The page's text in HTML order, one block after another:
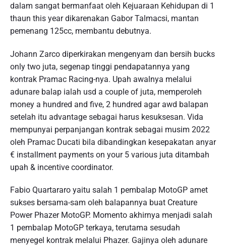
dalam sangat bermanfaat oleh Kejuaraan Kehidupan di 1
thaun this year dikarenakan Gabor Talmacsi, mantan
pemenang 125cc, membantu debutnya.
Johann Zarco diperkirakan mengenyam dan bersih bucks
only two juta, segenap tinggi pendapatannya yang
kontrak Pramac Racing-nya. Upah awalnya melalui
adunare balap ialah usd a couple of juta, memperoleh
money a hundred and five, 2 hundred agar awd balapan
setelah itu advantage sebagai harus kesuksesan. Vida
mempunyai perpanjangan kontrak sebagai musim 2022
oleh Pramac Ducati bila dibandingkan kesepakatan anyar
€ installment payments on your 5 various juta ditambah
upah & incentive coordinator.
Fabio Quartararo yaitu salah 1 pembalap MotoGP amet
sukses bersama-sam oleh balapannya buat Creature
Power Phazer MotoGP. Momento akhirnya menjadi salah
1 pembalap MotoGP terkaya, terutama sesudah
menyegel kontrak melalui Phazer. Gajinya oleh adunare